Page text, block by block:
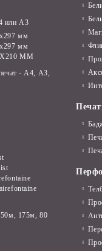
или А3
мм
мм
ММ
- А4, А3,
50м, 175м, 80